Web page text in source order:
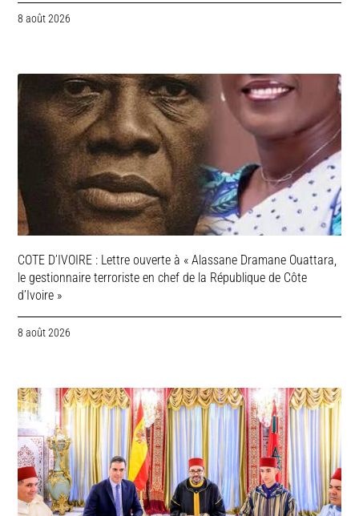
8 août 2026
COTE D’IVOIRE : Lettre ouverte à « Alassane Dramane Ouattara,
le gestionnaire terroriste en chef de la République de Côte
d’Ivoire »
8 août 2026